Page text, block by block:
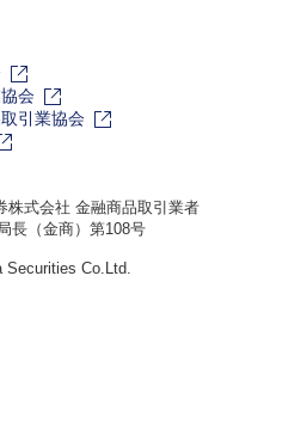
会
引業協会
株式会社 金融商品取引業者
長（金商）第108号
Securities Co.Ltd.